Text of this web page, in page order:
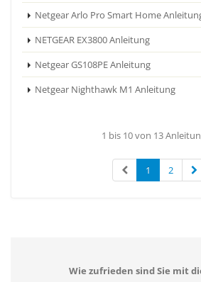
Netgear Arlo Pro Smart Home
NETGEAR EX3800 Anleitung
Netgear GS108PE Anleitung
Netgear Nighthawk M1 Anleitung
1 bis 10 von 13
1 2
Wie zufrieden sind Sie mit